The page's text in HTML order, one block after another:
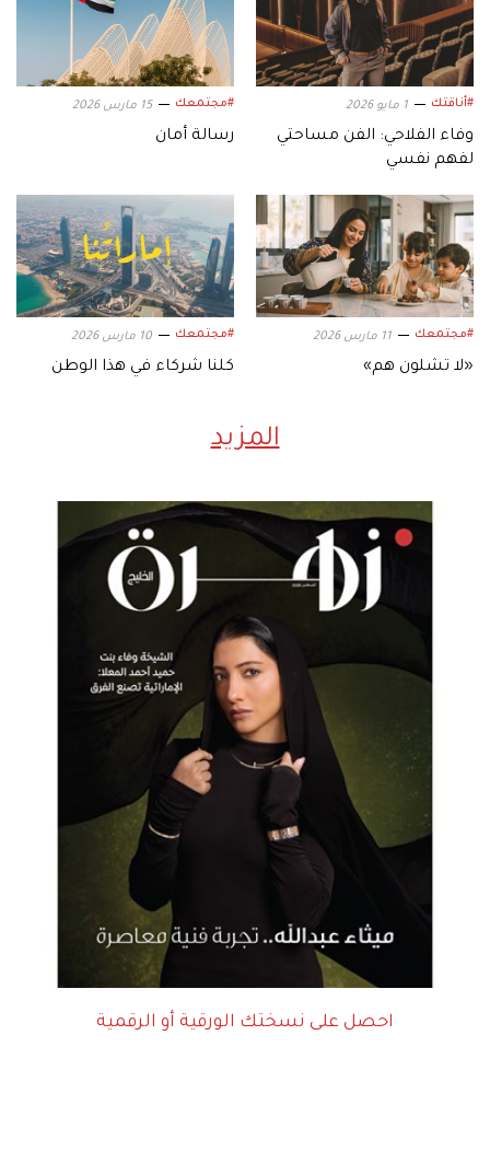
#أناقتك 1 مايو 2026
وفاء الفلاحي: الفن مساحتي
لفهم نفسي
#مجتمعك 15 مارس 2026
رسالة أمان
#مجتمعك 11 مارس 2026
«لا تشلون هم»
#مجتمعك 10 مارس 2026
كلنا شركاء في هذا الوطن
المزيد
احصل على نسختك الورقية أو الرقمية